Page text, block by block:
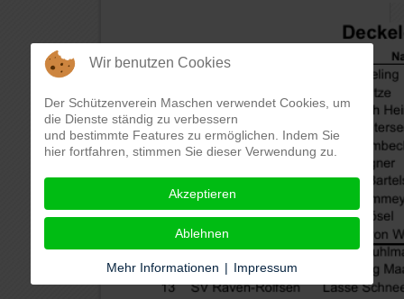
Wir benutzen Cookies
Der Schützenverein Maschen verwendet Cookies, um
die Dienste ständig zu verbessern
und bestimmte Features zu ermöglichen. Indem Sie
hier fortfahren, stimmen Sie dieser Verwendung zu.
Akzeptieren
Ablehnen
Mehr Informationen | Impressum